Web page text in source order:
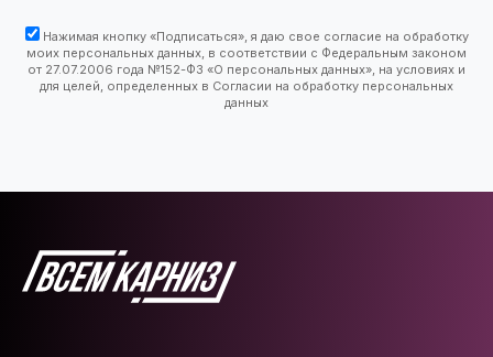
Нажимая кнопку «Подписаться», я даю свое согласие на обработку
моих персональных данных, в соответствии с Федеральным законом
от 27.07.2006 года №152-ФЗ «О персональных данных», на условиях и
для целей, определенных в Согласии на обработку персональных
данных